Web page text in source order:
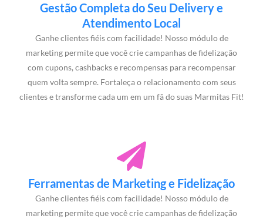
Gestão Completa do Seu Delivery e
Atendimento Local
Ganhe clientes fiéis com facilidade! Nosso módulo de
marketing permite que você crie campanhas de fidelização
com cupons, cashbacks e recompensas para recompensar
quem volta sempre. Fortaleça o relacionamento com seus
clientes e transforme cada um em um fã do suas Marmitas Fit!
Ferramentas de Marketing e Fidelização
Ganhe clientes fiéis com facilidade! Nosso módulo de
marketing permite que você crie campanhas de fidelização